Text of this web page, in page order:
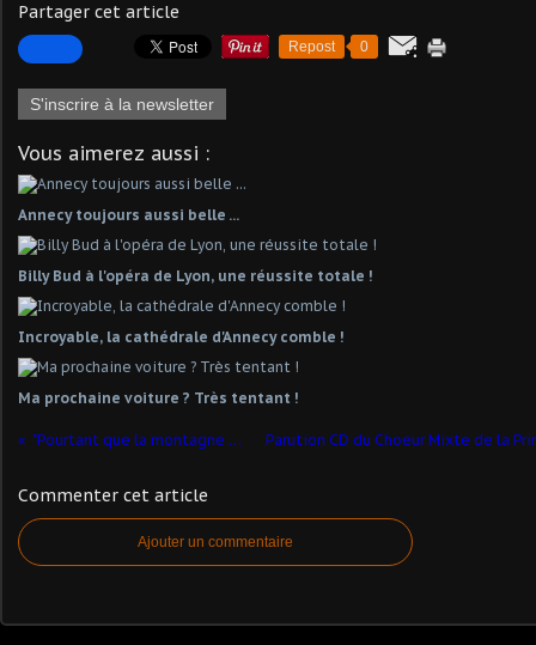
Partager cet article
Repost 0
S'inscrire à la newsletter
Vous aimerez aussi :
Annecy toujours aussi belle ...
Billy Bud à l'opéra de Lyon, une réussite totale !
Incroyable, la cathédrale d'Annecy comble !
Ma prochaine voiture ? Très tentant !
"Pourtant que la montagne est belle..."
Commenter cet article
Ajouter un commentaire